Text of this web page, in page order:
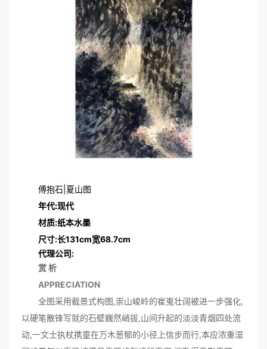
傅抱石|夏山图
年代:现代
材质:纸本水墨
尺寸:长131cm宽68.7cm
代理公司:
赏 析
APPRECIATION
全图采用截景式构图,崇山峻岭的崔嵬壮阔被进一步强化,
以硬笔散锋写就的石壁巍然峭拔,山间升起的淡淡青烟四处流
动,一文士执杖携童在万木葱郁的小径上信步而行,本应浓重湿